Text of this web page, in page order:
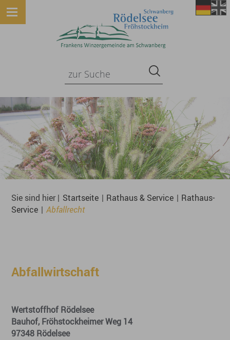
Sie sind hier | Startseite | Rathaus & Service | Rathaus-
Service | Abfallrecht
Abfallwirtschaft
Wertstoffhof Rödelsee
Bauhof, Fröhstockheimer Weg 14
97348 Rödelsee